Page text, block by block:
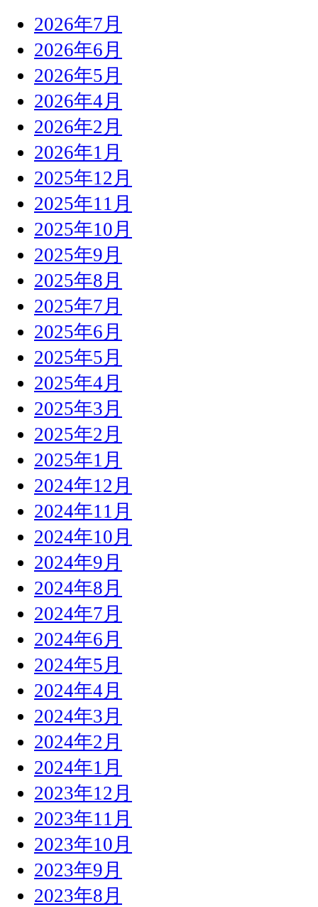
2026年7月
2026年6月
2026年5月
2026年4月
2026年2月
2026年1月
2025年12月
2025年11月
2025年10月
2025年9月
2025年8月
2025年7月
2025年6月
2025年5月
2025年4月
2025年3月
2025年2月
2025年1月
2024年12月
2024年11月
2024年10月
2024年9月
2024年8月
2024年7月
2024年6月
2024年5月
2024年4月
2024年3月
2024年2月
2024年1月
2023年12月
2023年11月
2023年10月
2023年9月
2023年8月